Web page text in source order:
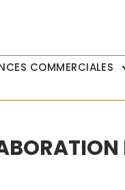
COMMERCIALES